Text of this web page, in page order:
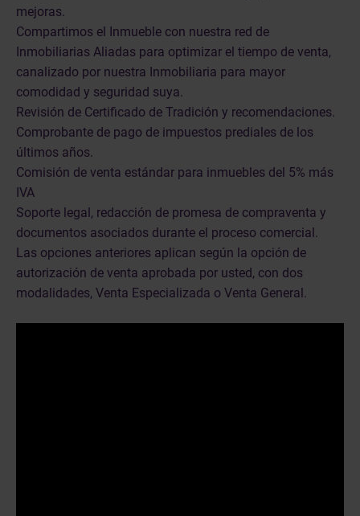
mejoras.
Compartimos el Inmueble con nuestra red de
Inmobiliarias Aliadas para optimizar el tiempo de venta,
canalizado por nuestra Inmobiliaria para mayor
comodidad y seguridad suya.
Revisión de Certificado de Tradición y recomendaciones.
Comprobante de pago de impuestos prediales de los
últimos años.
Comisión de venta estándar para inmuebles del 5% más
IVA
Soporte legal, redacción de promesa de compraventa y
documentos asociados durante el proceso comercial.
Las opciones anteriores aplican según la opción de
autorización de venta aprobada por usted, con dos
modalidades, Venta Especializada o Venta General.